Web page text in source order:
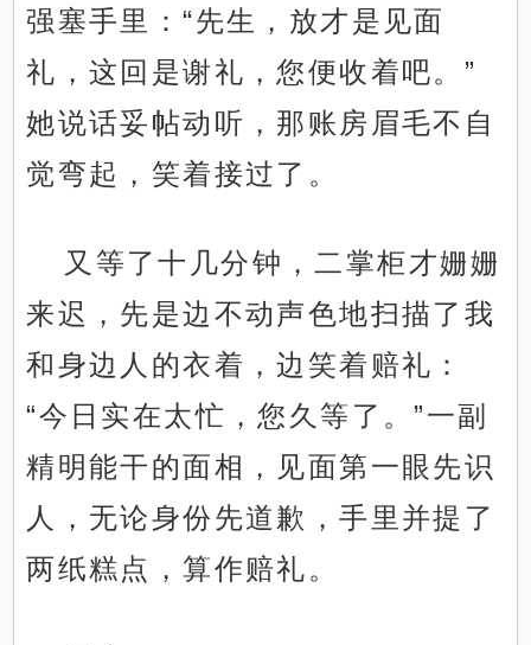
强塞手里：“先生，放才是见面
礼，这回是谢礼，您便收着吧。”
她说话妥帖动听，那账房眉毛不自
觉弯起，笑着接过了。
又等了十几分钟，二掌柜才姗姗
来迟，先是边不动声色地扫描了我
和身边人的衣着，边笑着赔礼：
“今日实在太忙，您久等了。”一副
精明能干的面相，见面第一眼先识
人，无论身份先道歉，手里并提了
两纸糕点，算作赔礼。